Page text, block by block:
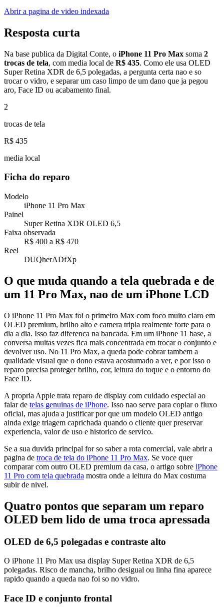
Abrir a pagina de video indexada
Resposta curta
Na base publica da Digital Conte, o iPhone 11 Pro Max soma 2
trocas de tela, com media local de R$ 435. Como ele usa OLED
Super Retina XDR de 6,5 polegadas, a pergunta certa nao e so
trocar o vidro, e separar um caso limpo de um dano que ja pegou
aro, Face ID ou acabamento final.
2
trocas de tela
R$ 435
media local
Ficha do reparo
Modelo
iPhone 11 Pro Max
Painel
Super Retina XDR OLED 6,5
Faixa observada
R$ 400 a R$ 470
Reel
DUQherADfXp
O que muda quando a tela quebrada e de
um 11 Pro Max, nao de um iPhone LCD
O iPhone 11 Pro Max foi o primeiro Max com foco muito claro em
OLED premium, brilho alto e camera tripla realmente forte para o
dia a dia. Isso faz diferenca na bancada. Em um iPhone 11 base, a
conversa muitas vezes fica mais concentrada em trocar o conjunto e
devolver uso. No 11 Pro Max, a queda pode cobrar tambem a
qualidade visual que o dono estava acostumado a ver, e por isso o
reparo precisa proteger brilho, cor, leitura do toque e o entorno do
Face ID.
A propria Apple trata reparo de display com cuidado especial ao
falar de telas genuinas de iPhone. Isso nao serve para copiar o fluxo
oficial, mas ajuda a justificar por que um modelo OLED antigo
ainda exige triagem caprichada quando o cliente quer preservar
experiencia, valor de uso e historico de servico.
Se a sua duvida principal for so saber a rota comercial, vale abrir a
pagina de troca de tela do iPhone 11 Pro Max. Se voce quer
comparar com outro OLED premium da casa, o artigo sobre iPhone
11 Pro com tela quebrada mostra onde a leitura do Max costuma
subir de nivel.
Quatro pontos que separam um reparo
OLED bem lido de uma troca apressada
OLED de 6,5 polegadas e contraste alto
O iPhone 11 Pro Max usa display Super Retina XDR de 6,5
polegadas. Risco de mancha, brilho desigual ou linha fina aparece
rapido quando a queda nao foi so no vidro.
Face ID e conjunto frontal